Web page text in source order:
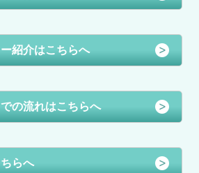
紹介はこちらへ
の流れはこちらへ
らへ